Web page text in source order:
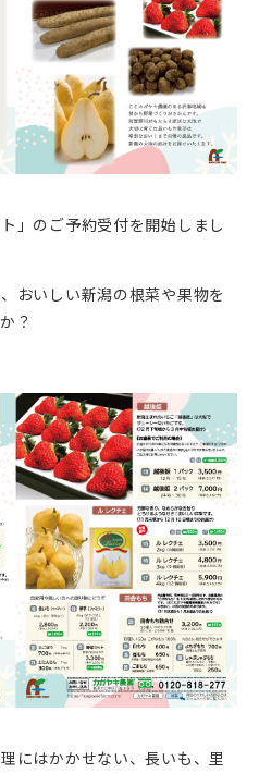
」のご予約受付を開始しまし
おいしい新潟の根菜や果物を
？
にはかかせない、長いも、里